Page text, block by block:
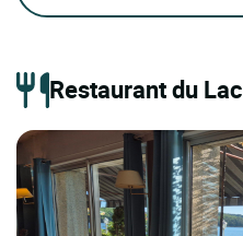
Restaurant du Lac